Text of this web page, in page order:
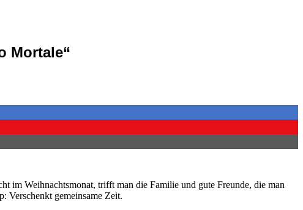
Mortale“
im Weihnachtsmonat, trifft man die Familie und gute Freunde, die man
Verschenkt gemeinsame Zeit.